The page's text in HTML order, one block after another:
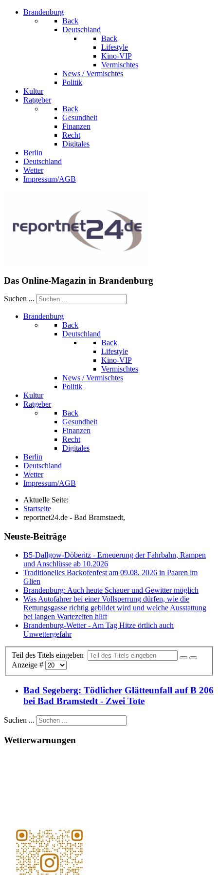
Brandenburg
Back
Deutschland
Back
Lifestyle
Kino-VIP
Vermischtes
News / Vermischtes
Politik
Kultur
Ratgeber
Back
Gesundheit
Finanzen
Recht
Digitales
Berlin
Deutschland
Wetter
Impressum/AGB
Das Online-Magazin in Brandenburg
Suchen ...
Brandenburg
Back
Deutschland
Back
Lifestyle
Kino-VIP
Vermischtes
News / Vermischtes
Politik
Kultur
Ratgeber
Back
Gesundheit
Finanzen
Recht
Digitales
Berlin
Deutschland
Wetter
Impressum/AGB
Aktuelle Seite:
Startseite
reportnet24.de - Bad Bramstaedt,
Neuste-Beiträge
B5-Dallgow-Döberitz - Erneuerung der Fahrbahn, Rampen
und Anschlüsse ab 10.2026
Traditionelles Backofenfest am 09.08. 2026 in Paaren im
Glien
Brandenburg: Auch heute Schauer und Gewitter möglich
Was Autofahrer bei einer Vollsperrung dürfen, wie die
Rettungsgasse richtig gebildet wird und welche Ausstattung
bei langen Wartezeiten hilft
Brandenburg-Wetter - Am Tag Hitze örtlich auch
Unwettergefahr
Teil des Titels eingeben
Anzeige #
Bad Segeberg: Tödlicher Glätteunfall auf B 206
bei Bad Bramstedt - Zwei Tote
Suchen ...
Wetterwarnungen